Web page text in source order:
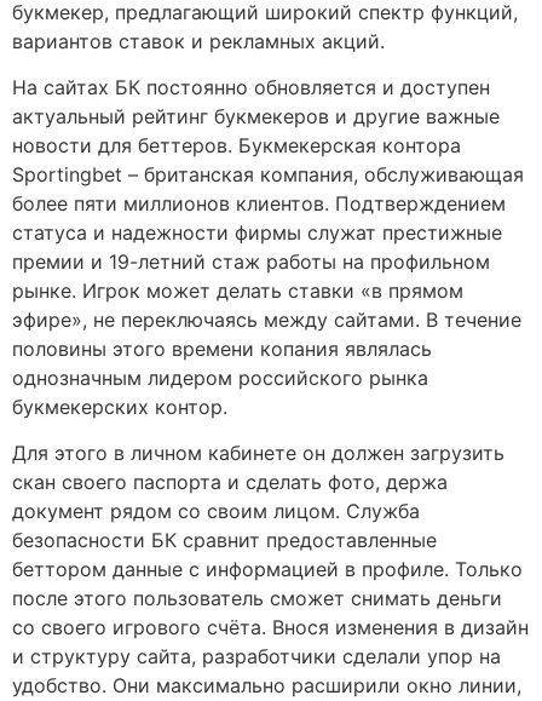
букмекер, предлагающий широкий спектр функций,
вариантов ставок и рекламных акций.
На сайтах БК постоянно обновляется и доступен
актуальный рейтинг букмекеров и другие важные
новости для беттеров. Букмекерская контора
Sportingbet – британская компания, обслуживающая
более пяти миллионов клиентов. Подтверждением
статуса и надежности фирмы служат престижные
премии и 19-летний стаж работы на профильном
рынке. Игрок может делать ставки «в прямом
эфире», не переключаясь между сайтами. В течение
половины этого времени копания являлась
однозначным лидером российского рынка
букмекерских контор.
Для этого в личном кабинете он должен загрузить
скан своего паспорта и сделать фото, держа
документ рядом со своим лицом. Служба
безопасности БК сравнит предоставленные
беттором данные с информацией в профиле. Только
после этого пользователь сможет снимать деньги
со своего игрового счёта. Внося изменения в дизайн
и структуру сайта, разработчики сделали упор на
удобство. Они максимально расширили окно линии,